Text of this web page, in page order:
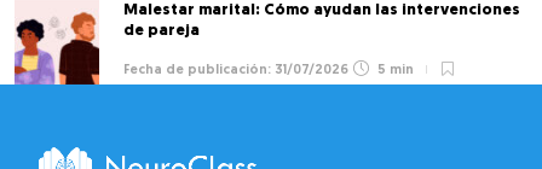
Malestar marital: Cómo ayudan las intervenciones
de pareja
31/07/2026 5 min